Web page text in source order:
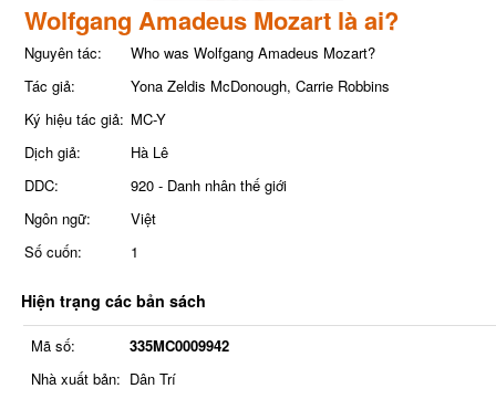
Wolfgang Amadeus Mozart là ai?
Nguyên tác:
Who was Wolfgang Amadeus Mozart?
Tác giả:
Yona Zeldis McDonough, Carrie Robbins
Ký hiệu tác giả: MC-Y
Dịch giả:
Hà Lê
DDC:
920 - Danh nhân thế giới
Ngôn ngữ:
Việt
Số cuốn:
1
Hiện trạng các bản sách
Mã số:
335MC0009942
Nhà xuất bản: Dân Trí